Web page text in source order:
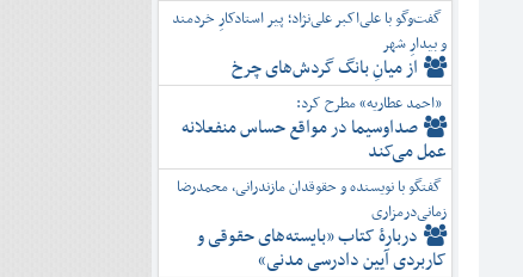
گفت‌وگو با علی‌اکبر علی‌نژاد؛ پیر استادکارِ خردمند
و بیدارِ شهر
از میانِ بانگ گردش‌های چرخ
«احمد عطاریه» مطرح کرد:
صداوسیما در مواقع حساس منفعلانه
عمل می‌کند
گفتگو با نویسنده و حقوقدان مازندرانی، محمدرضا
زمانی‌درمزاری
دربارۀ کتاب ”بایسته‌های حقوقی و
کاربردی آیین دادرسی مدنی»